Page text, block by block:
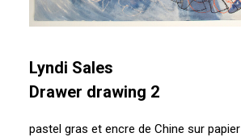
Lyndi Sales
Drawer drawing 2
pastel gras et encre de Chine sur papier